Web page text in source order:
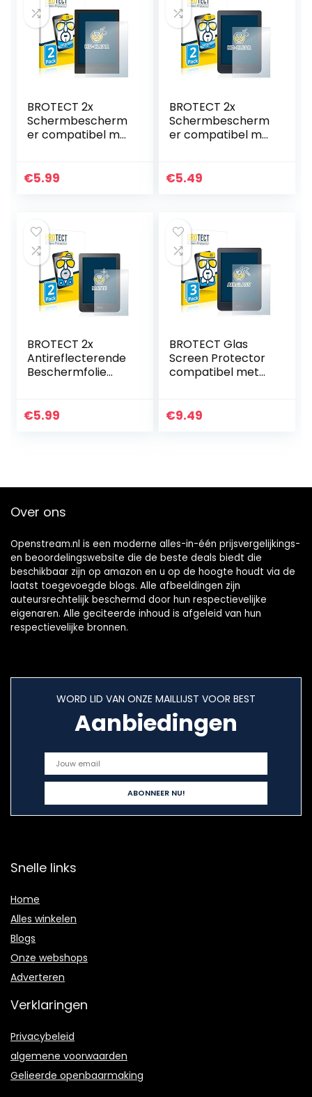
BROTECT 2x
Schermbescherm
er compatibel met
Transparant
€5.99
BROTECT 2x
Schermbescherm
er compatibel met
Transparant
€5.49
BROTECT 2x
Antireflecterende
Beschermfolie
(6″) Anti-Glare
€5.99
BROTECT Glas
Screen Protector
compatibel met
er [9H Hardheid,
€9.49
Over ons
Openstream.nl is een moderne alles-in-één prijsvergelijkings-
en beoordelingswebsite die de beste deals biedt die
beschikbaar zijn op amazon en u op de hoogte houdt via de
laatst toegevoegde blogs. Alle afbeeldingen zijn
auteursrechtelijk beschermd door hun respectievelijke
eigenaren. Alle geciteerde inhoud is afgeleid van hun
respectievelijke bronnen.
WORD LID VAN ONZE MAILLIJST VOOR BEST
Aanbiedingen
Snelle links
Home
Alles winkelen
Blogs
Onze webshops
Adverteren
Verklaringen
Privacybeleid
algemene voorwaarden
Gelieerde openbaarmaking